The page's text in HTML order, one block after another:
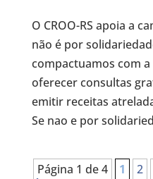
O CROO-RS apoia a
não é por
compactuamos com
oferecer consultas
emitir receitas
Se nao e por
Página 1 de 4 1 2